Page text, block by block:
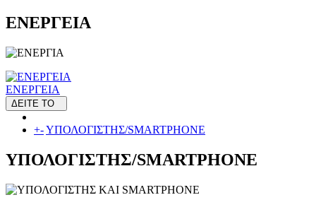
ΕΝΕΡΓΕΙΑ
ΕΝΕΡΓΕΙΑ
ΔΕΙΤΕ ΤΟ
+-ΥΠΟΛΟΓΙΣΤΗΣ/SMARTPHONE
ΥΠΟΛΟΓΙΣΤΗΣ/SMARTPHONE